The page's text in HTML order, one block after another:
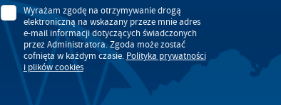
Wyrażam zgodę na otrzymywanie drogą
elektroniczną na wskazany przeze mnie adres
e-mail informacji dotyczących świadczonych
przez Administratora. Zgoda może zostać
cofnięta w każdym czasie. Polityka prywatności
i plików cookies